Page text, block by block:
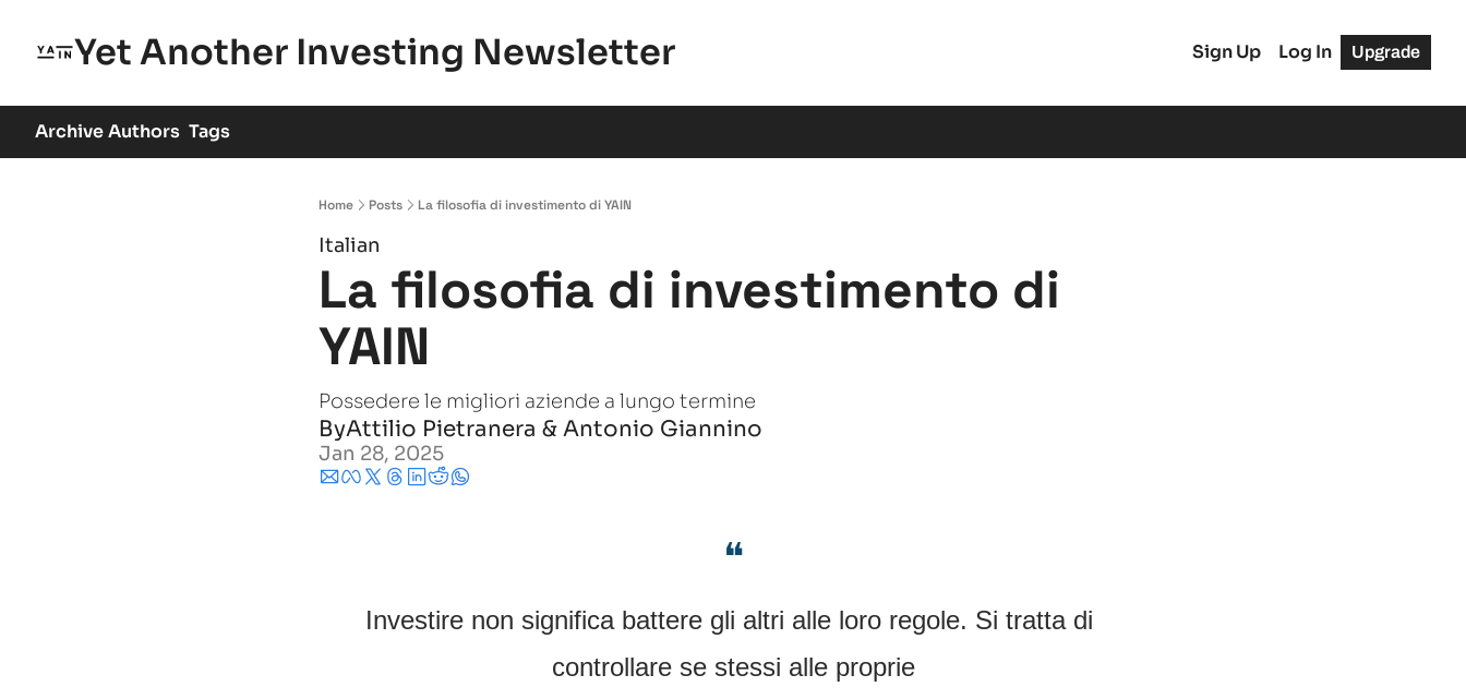
Yet Another Investing Newsletter Sign Up Log In Upgrade
ArchiveAuthors Tags
Home Posts La filosofia di investimento di YAIN
Italian
La filosofia di investimento di
YAIN
Possedere le migliori aziende a lungo termine
ByAttilio Pietranera & Antonio Giannino
Jan 28, 2025
❝
Investire non significa battere gli altri alle loro regole. Si tratta di
controllare se stessi alle proprie